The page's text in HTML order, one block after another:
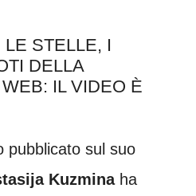
STELLE, I
DELLA
IL VIDEO È
pubblicato sul suo
Kuzmina ha